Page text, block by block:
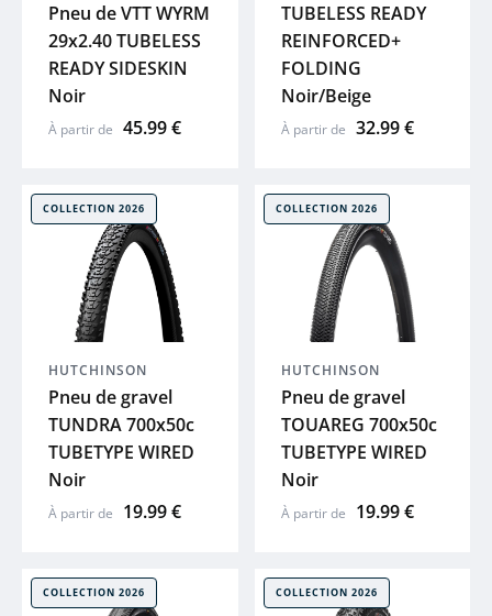
LAZER
EIGHTSHOT
Voir tout
Pneu de VTT WYRM
29x2.40 TUBELESS
READY SIDESKIN
Noir
À partir de 45.99 €
TUBELESS READY
REINFORCED+
FOLDING
Noir/Beige
À partir de 32.99 €
COLLECTION 2026
HUTCHINSON
Pneu de gravel
TUNDRA 700x50c
TUBETYPE WIRED
Noir
À partir de 19.99 €
COLLECTION 2026
HUTCHINSON
Pneu de gravel
TOUAREG 700x50c
TUBETYPE WIRED
Noir
À partir de 19.99 €
COLLECTION 2026 COLLECTION 2026